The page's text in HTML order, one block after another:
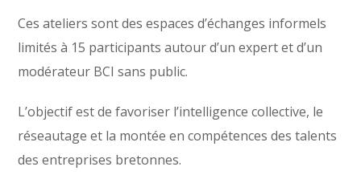
Ces ateliers sont des espaces d’échanges informels
limités à 15 participants autour d’un expert et d’un
modérateur BCI sans public.
L’objectif est de favoriser l’intelligence collective, le
réseautage et la montée en compétences des talents
des entreprises bretonnes.